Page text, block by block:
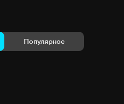
Популярное